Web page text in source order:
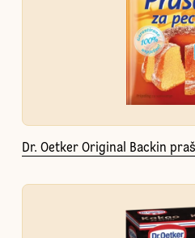
Dr. Oetker Original Backin